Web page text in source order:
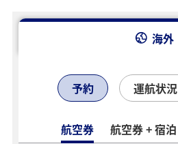
海外
予約 運航状況
航空券 航空券 + 宿泊